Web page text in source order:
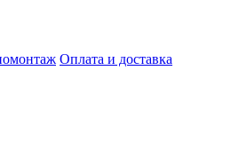
Оплата и доставка